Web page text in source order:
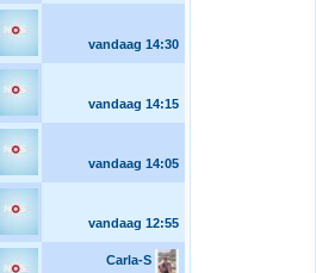
vandaag 14:30
vandaag 14:15
vandaag 14:05
vandaag 12:55
Carla-S